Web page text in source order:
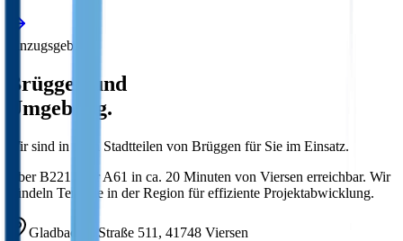
Einzugsgebiet
Brüggen
und
Umgebung.
Wir sind in allen Stadtteilen von Brüggen für Sie im Einsatz.
Über B221 oder A61 in ca. 20 Minuten von Viersen erreichbar. Wir
bündeln Termine in der Region für effiziente Projektabwicklung.
Gladbacher Straße 511 , 41748 Viersen